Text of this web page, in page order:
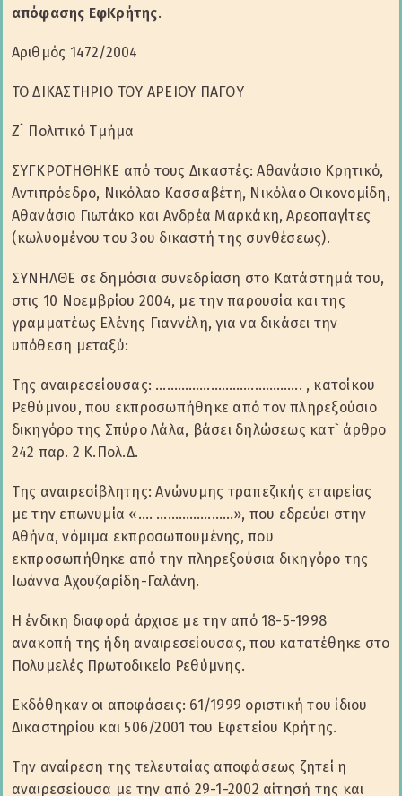
απόφασης ΕφΚρήτης.
Αριθμός 1472/2004
ΤΟ ΔΙΚΑΣΤΗΡΙΟ ΤΟΥ ΑΡΕΙΟΥ ΠΑΓΟΥ
Z` Πολιτικό Τμήμα
ΣΥΓΚΡΟΤΗΘΗΚΕ από τους Δικαστές: Αθανάσιο Κρητικό,
Αντιπρόεδρο, Νικόλαο Κασσαβέτη, Νικόλαο Οικονομίδη,
Αθανάσιο Γιωτάκο και Ανδρέα Μαρκάκη, Αρεοπαγίτες
(κωλυομένου του 3ου δικαστή της συνθέσεως).
ΣΥΝΗΛΘΕ σε δημόσια συνεδρίαση στο Κατάστημά του,
στις 10 Νοεμβρίου 2004, με την παρουσία και της
γραμματέως Ελένης Γιαννέλη, για να δικάσει την
υπόθεση μεταξύ:
Της αναιρεσείουσας: …………………………………. , κατοίκου
Ρεθύμνου, που εκπροσωπήθηκε από τον πληρεξούσιο
δικηγόρο της Σπύρο Λάλα, βάσει δηλώσεως κατ` άρθρο
242 παρ. 2 Κ.Πολ.Δ.
Της αναιρεσίβλητης: Ανώνυμης τραπεζικής εταιρείας
με την επωνυμία «…. …………………», που εδρεύει στην
Αθήνα, νόμιμα εκπροσωπουμένης, που
εκπροσωπήθηκε από την πληρεξούσια δικηγόρο της
Ιωάννα Αχουζαρίδη-Γαλάνη.
Η ένδικη διαφορά άρχισε με την από 18-5-1998
ανακοπή της ήδη αναιρεσείουσας, που κατατέθηκε στο
Πολυμελές Πρωτοδικείο Ρεθύμνης.
Εκδόθηκαν οι αποφάσεις: 61/1999 οριστική του ίδιου
Δικαστηρίου και 506/2001 του Εφετείου Κρήτης.
Την αναίρεση της τελευταίας αποφάσεως ζητεί η
αναιρεσείουσα με την από 29-1-2002 αίτησή της και